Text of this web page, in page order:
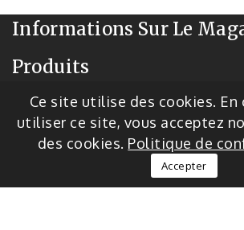
Informations Sur Le
Produits
Notre Société
Ce site utilise des cookies.
utiliser ce site, vous acceptez
des cookies. Politique de
Accepter
© 2026 - Logiciel de commerce
PrestaShop™